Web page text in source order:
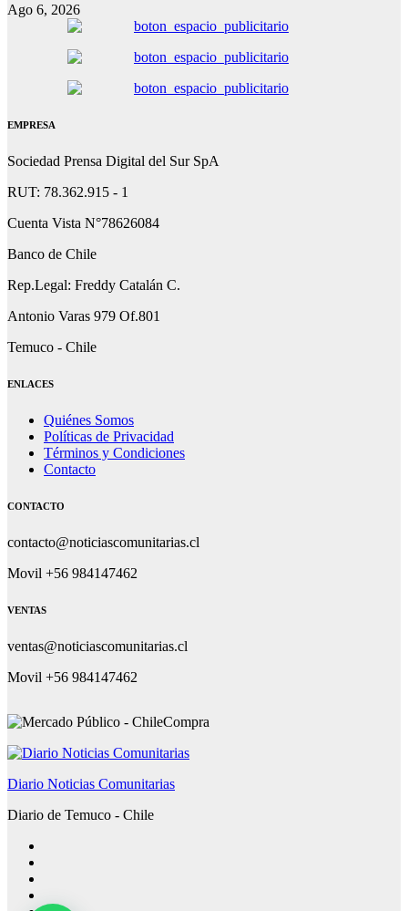
Ago 6, 2026
EMPRESA
Sociedad Prensa Digital del Sur SpA
RUT: 78.362.915 - 1
Cuenta Vista N°78626084
Banco de Chile
Rep.Legal: Freddy Catalán C.
Antonio Varas 979 Of.801
Temuco - Chile
ENLACES
Quiénes Somos
Políticas de Privacidad
Términos y Condiciones
Contacto
CONTACTO
contacto@noticiascomunitarias.cl
Movil +56 984147462
VENTAS
ventas@noticiascomunitarias.cl
Movil +56 984147462
Diario Noticias Comunitarias
Diario de Temuco - Chile